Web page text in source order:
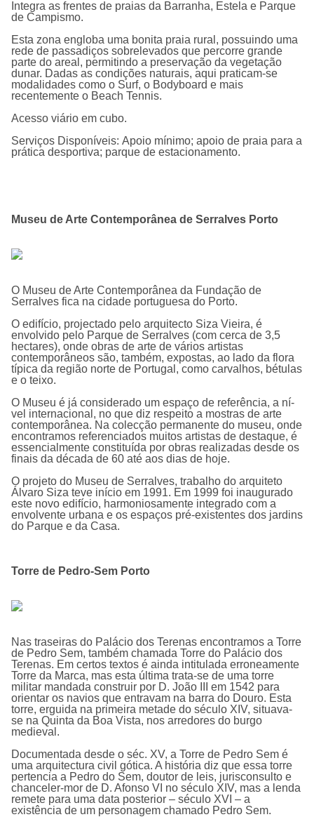
Integra as frentes de praias da Barranha, Estela e Parque
de Campismo.
Esta zona engloba uma bonita praia rural, possuindo uma
rede de passadiços sobrelevados que percorre grande
parte do areal, permitindo a preservação da vegetação
dunar. Dadas as condições naturais, aqui praticam-se
modalidades como o Surf, o Bodyboard e mais
recentemente o Beach Tennis.
Acesso viário em cubo.
Serviços Disponíveis: Apoio mínimo; apoio de praia para a
prática desportiva; parque de estacionamento.
Museu de Arte Contemporânea de Serralves Porto
O Museu de Arte Contemporânea da Fundação de
Serralves fica na cidade portuguesa do Porto.
O edifí­cio, projectado pelo arquitecto Siza Vieira, é
envolvido pelo Parque de Serralves (com cerca de 3,5
hectares), onde obras de arte de vários artistas
contemporâneos são, também, expostas, ao lado da flora
tí­pica da região norte de Portugal, como carvalhos, bétulas
e o teixo.
O Museu é já considerado um espaço de referência, a ní­
vel internacional, no que diz respeito a mostras de arte
contemporânea. Na colecção permanente do museu, onde
encontramos referenciados muitos artistas de destaque, é
essencialmente constituí­da por obras realizadas desde os
finais da década de 60 até aos dias de hoje.
O projeto do Museu de Serralves, trabalho do arquiteto
Álvaro Siza teve início em 1991. Em 1999 foi inaugurado
este novo edifício, harmoniosamente integrado com a
envolvente urbana e os espaços pré-existentes dos jardins
do Parque e da Casa.
Torre de Pedro-Sem Porto
Nas traseiras do Palácio dos Terenas encontramos a Torre
de Pedro Sem, também chamada Torre do Palácio dos
Terenas. Em certos textos é ainda intitulada erroneamente
Torre da Marca, mas esta última trata-se de uma torre
militar mandada construir por D. João III em 1542 para
orientar os navios que entravam na barra do Douro. Esta
torre, erguida na primeira metade do século XIV, situava-
se na Quinta da Boa Vista, nos arredores do burgo
medieval.
Documentada desde o séc. XV, a Torre de Pedro Sem é
uma arquitectura civil gótica. A história diz que essa torre
pertencia a Pedro do Sem, doutor de leis, jurisconsulto e
chanceler-mor de D. Afonso VI no século XIV, mas a lenda
remete para uma data posterior – século XVI – a
existência de um personagem chamado Pedro Sem.